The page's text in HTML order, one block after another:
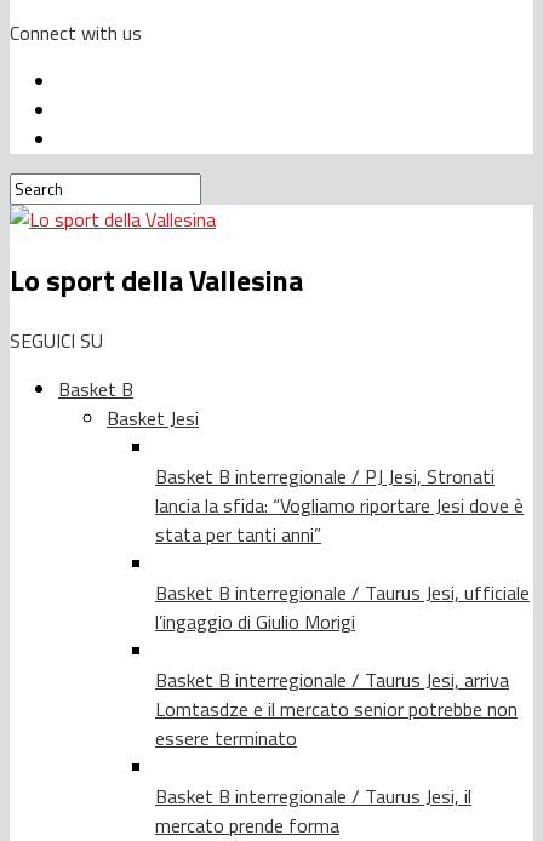
Connect with us
Lo sport della Vallesina
SEGUICI SU
Basket B
Basket Jesi
Basket B interregionale / PJ Jesi, Stronati
lancia la sfida: “Vogliamo riportare Jesi dove è
stata per tanti anni”
Basket B interregionale / Taurus Jesi, ufficiale
l’ingaggio di Giulio Morigi
Basket B interregionale / Taurus Jesi, arriva
Lomtasdze e il mercato senior potrebbe non
essere terminato
Basket B interregionale / Taurus Jesi, il
mercato prende forma